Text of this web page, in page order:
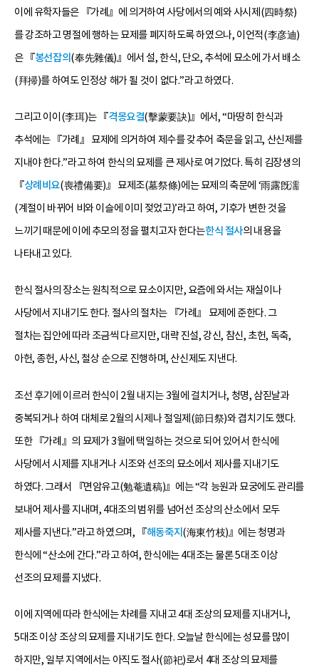
이에 유학자들은 『가례』에 의거하여 사당에서의 예와 사시제(四時祭)
를 강조하고 명절에 행하는 묘제를 폐지하도록 하였으나, 이언적(李彦迪)
은 『봉선잡의(奉先雜儀)』에서 설, 한식, 단오, 추석에 묘소에 가서 배소
(拜掃)를 하여도 인정상 해가 될 것이 없다.”라고 하였다.
그리고 이이(李珥)는 『격몽요결(擊蒙要訣)』에서, “마땅히 한식과
추석에는 『가례』 묘제에 의거하여 제수를 갖추어 축문을 읽고, 산신제를
지내야 한다.”라고 하여 한식의 묘제를 큰 제사로 여기었다. 특히 김장생의
『상례비요(喪禮備要)』 묘제조(墓祭條)에는 묘제의 축문에 ‘雨露旣濡
(계절이 바뀌어 비와 이슬에 이미 젖었고)’라고 하여, 기후가 변한 것을
느끼기 때문에 이에 추모의 정을 펼치고자 한다는한식 절사의 내용을
나타내고 있다.
한식 절사의 장소는 원칙적으로 묘소이지만, 요즘에 와서는 재실이나
사당에서 지내기도 한다. 절사의 절차는 『가례』 묘제에 준한다. 그
절차는 집안에 따라 조금씩 다르지만, 대략 진설, 강신, 참신, 초헌, 독축,
아헌, 종헌, 사신, 철상 순으로 진행하며, 산신제도 지낸다.
조선 후기에 이르러 한식이 2월 내지는 3월에 걸치거나, 청명, 삼짇날과
중복되거나 하여 대체로 2월의 시제나 절일제(節日祭)와 겹치기도 했다.
또한 『가례』의 묘제가 3월에 택일하는 것으로 되어 있어서 한식에
사당에서 시제를 지내거나 시조와 선조의 묘소에서 제사를 지내기도
하였다. 그래서 『면암유고(勉菴遺稿)』에는 “각 능원과 묘궁에도 관리를
보내어 제사를 지내며, 4대조의 범위를 넘어선 조상의 산소에서 모두
제사를 지낸다.”라고 하였으며, 『해동죽지 (海東竹枝)』에는 청명과
한식에 “산소에 간다.”라고 하여, 한식에는 4대조는 물론 5대조 이상
선조의 묘제를 지냈다.
이에 지역에 따라 한식에는 차례를 지내고 4대 조상의 묘제를 지내거나,
5대조 이상 조상의 묘제를 지내기도 한다. 오늘날 한식에는 성묘를 많이
하지만, 일부 지역에서는 아직도 절사(節祀)로서 4대 조상의 묘제를